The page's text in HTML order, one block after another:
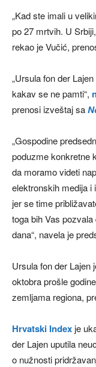
„Kad ste imali u
po 27 mrtvih. U
rekao je Vučić,
„Ursula fon der
kakav se ne pamti“,
prenosi izveštaj sa
„Gospodine
poduzme konkretne
da moramo videti
elektronskih medija i
jer se time
toga bih Vas
dana“, navela je
Ursula fon der Lajen
oktobra prošle
zemljama regiona,
Hrvatski Indexje
der Lajen uputila
o nužnosti